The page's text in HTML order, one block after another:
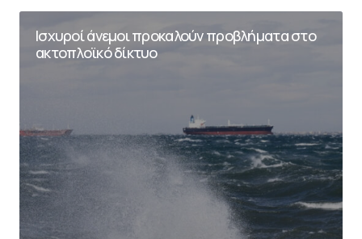
Ισχυροί άνεμοι προκαλούν προβλήματα στο
ακτοπλοϊκό δίκτυο